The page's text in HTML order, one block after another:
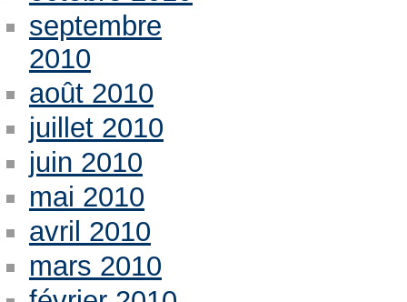
septembre
2010
août 2010
juillet 2010
juin 2010
mai 2010
avril 2010
mars 2010